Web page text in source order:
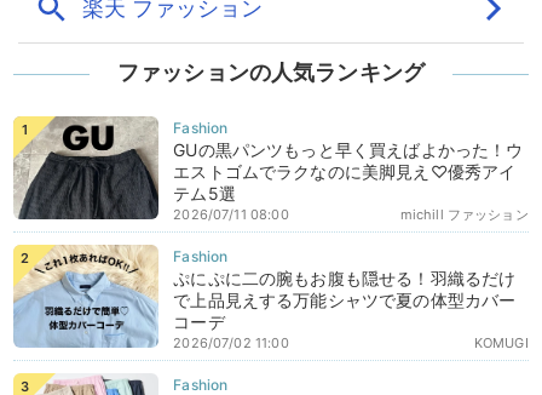
ファッションの人気ランキング
GUの黒パンツもっと早く買えばよかった！ウ
エストゴムでラクなのに美脚見え♡優秀アイ
テム5選
michill ファッション
2026/07/11 08:00
ぷにぷに二の腕もお腹も隠せる！羽織るだけ
で上品見えする万能シャツで夏の体型カバー
コーデ
KOMUGI
2026/07/02 11:00